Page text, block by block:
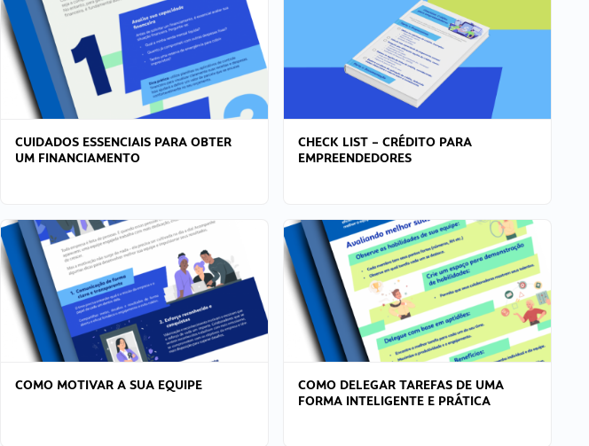
CUIDADOS ESSENCIAIS PARA OBTER
UM FINANCIAMENTO
CHECK LIST – CRÉDITO PARA
EMPREENDEDORES
COMO MOTIVAR A SUA EQUIPE
COMO DELEGAR TAREFAS DE UMA
FORMA INTELIGENTE E PRÁTICA